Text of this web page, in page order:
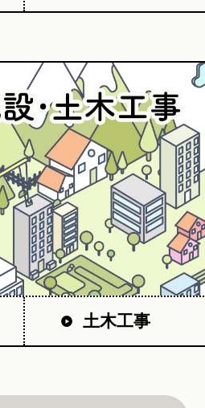
土木工事